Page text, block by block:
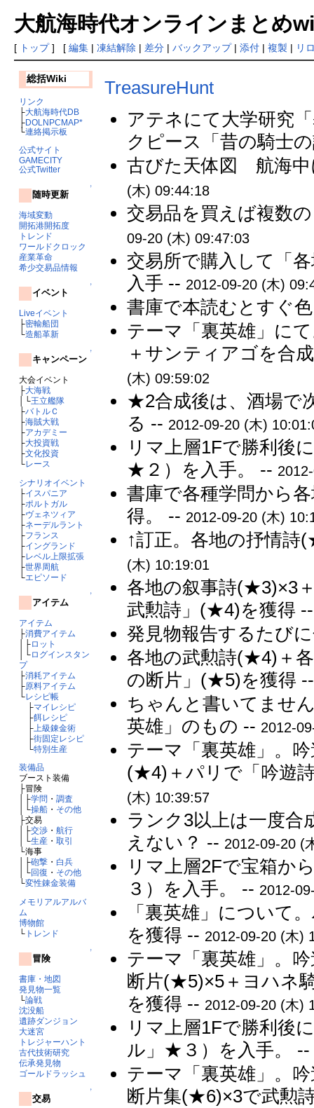
大航海時代オンラインまとめ
[ トップ] [ 編集| 凍結解除 | 差分| バックアップ| 添付| 複製 | リ
総括Wiki
リンク
├大航海時代DB
├DOLNPCMAP*
└連絡掲示板
公式サイト
GAMECITY
公式Twitter
↑
随時更新
海域変動
開拓港開拓度
トレンド
ワールドクロック
産業革命
希少交易品情報
↑
イベント
Liveイベント
├密輸船団
└造船革新
↑
キャンペーン
大会イベント
├大海戦
│└王立艦隊
├バトルＣ
├海賊大戦
├アカデミー
├大投資戦
├文化投資
└レース
シナリオイベント
├イスパニア
├ポルトガル
├ヴェネツィア
├ネーデルラント
├フランス
├イングランド
├レベル上限拡張
├世界周航
└エピソード
↑
アイテム
アイテム
├消費アイテム
│├ロット
│└ログインスタン
プ
├消耗アイテム
├原料アイテム
└レシピ帳
├マイレシピ
├餌レシピ
├上級錬金術
├街固定レシピ
└特別生産
装備品
ブースト装備
├冒険
│├学問 ・ 調査
│└操船・ その他
├交易
│├交渉・ 航行
│└生産・ 取引
└海事
│├砲撃・ 白兵
│└回復 ・ その他
└変性錬金装備
メモリアルアルバ
ム
博物館
└トレンド
↑
冒険
書庫・地図
発見物一覧
└論戦
沈没船
遺跡ダンジョン
大迷宮
トレジャーハント
古代技術研究
伝承発見物
ゴールドラッシュ
↑
交易
TreasureHunt
アテネにて大学研究
クピース「昔の騎士
古びた天体図 航海
(木) 09:44:18
交易品を買えば複数
09-20 (木) 09:47:03
交易所で購入して「
入手 -- 2012-09-20 (木)
書庫で本読むとすぐ
テーマ「裏英雄」に
＋サンティアゴを合
(木) 09:59:02
★2合成後は、酒場で
る -- 2012-09-20 (木)
リマ上層1Fで勝利後
★２）を入手。 --
書庫で各種学問から
得。 -- 2012-09-20 (木)
↑訂正。各地の抒情
(木) 10:19:01
各地の叙事詩(★3)×3
武勲詩」(★4)を獲得
発見物報告するたび
各地の武勲詩(★4)＋
の断片」(★5)を獲得
ちゃんと書いてませ
英雄」のもの -- 2012-
テーマ「裏英雄」。
(★4)＋パリで「吟遊
(木) 10:39:57
ランク3以上は一度合
えない？ -- 2012-09-20 (
リマ上層2Fで宝箱か
３）を入手。 -- 2012-
「裏英雄」について
を獲得 -- 2012-09-20 (木)
テーマ「裏英雄」。
断片(★5)×5＋ヨハネ
を獲得 -- 2012-09-20 (木)
リマ上層1Fで勝利後
ル」★３）を入手。
テーマ「裏英雄」。
断片集(★6)×3で武勲